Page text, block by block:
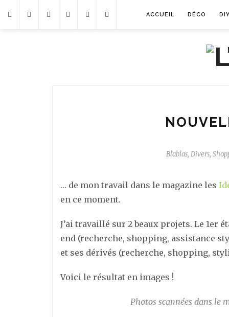
ACCUEIL DÉCO
Blablas, Divers,
… de mon travail dans le magazine les
en ce moment.
J’ai travaillé sur 2 beaux projets. Le 1er
end (recherche, shopping, assistance
et ses dérivés (recherche, shopping,
Voici le résultat en images !
Photos scannées dans le